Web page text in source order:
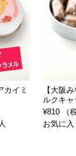
カイミ
【大阪
ルクキ
¥810 （
お気に入